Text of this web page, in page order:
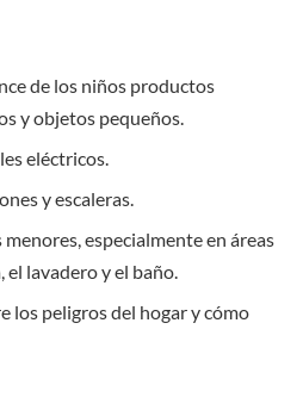
de los niños productos
y objetos pequeños.
eléctricos.
y escaleras.
menores, especialmente en áreas
el lavadero y el baño.
los peligros del hogar y cómo